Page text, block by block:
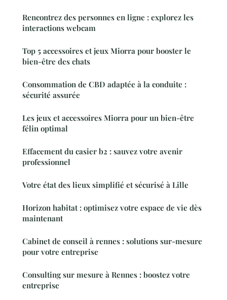
Rencontrez des personnes en ligne : explorez les
interactions webcam
Top 5 accessoires et jeux Miorra pour booster le
bien-être des chats
Consommation de CBD adaptée à la conduite :
sécurité assurée
Les jeux et accessoires Miorra pour un bien-être
félin optimal
Effacement du casier b2 : sauvez votre avenir
professionnel
Votre état des lieux simplifié et sécurisé à Lille
Horizon habitat : optimisez votre espace de vie dès
maintenant
Cabinet de conseil à rennes : solutions sur-mesure
pour votre entreprise
Consulting sur mesure à Rennes : boostez votre
entreprise